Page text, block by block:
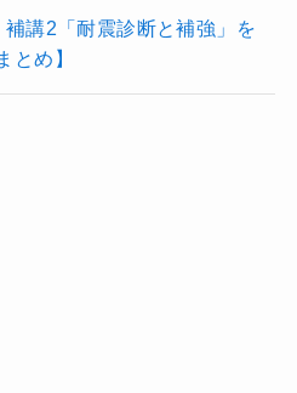
講2「耐震診断と補強」を
とめ】